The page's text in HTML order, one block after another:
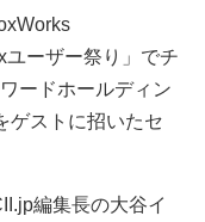
ユーザー祭り」でチ
ードホールディン
ゲストに招いたセ
編集長の大谷イ